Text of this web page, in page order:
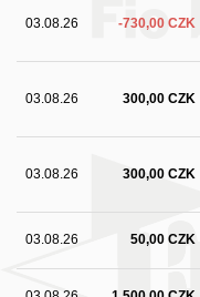
03.08.26 -730,00 CZK
03.08.26 300,00 CZK
03.08.26 300,00 CZK
03.08.26 50,00 CZK